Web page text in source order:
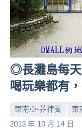
◎長灘島每
喝玩樂都有
東南亞-菲律賓
東
2013 年 10 月 14 日
小
No